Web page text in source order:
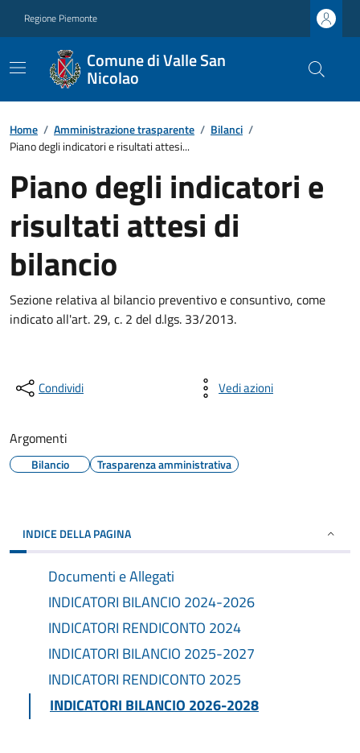
Regione Piemonte
Comune di Valle San
Nicolao
Home / Amministrazione trasparente / Bilanci /
Piano degli indicatori e risultati attesi...
Piano degli indicatori e
risultati attesi di
bilancio
Sezione relativa al bilancio preventivo e consuntivo, come
indicato all'art. 29, c. 2 del d.lgs. 33/2013.
Condividi Vedi azioni
Argomenti
Bilancio Trasparenza amministrativa
INDICE DELLA PAGINA
Documenti e Allegati
INDICATORI BILANCIO 2024-2026
INDICATORI RENDICONTO 2024
INDICATORI BILANCIO 2025-2027
INDICATORI RENDICONTO 2025
INDICATORI BILANCIO 2026-2028